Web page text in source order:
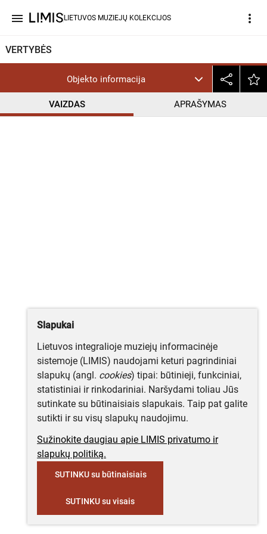
menu LIETUVOS MUZIEJŲ KOLEKCIJOS more_vert
VERTYBĖS
Objekto informacija
VAIZDAS APRAŠYMAS
Slapukai
Lietuvos integralioje muziejų informacinėje
sistemoje (LIMIS) naudojami keturi pagrindiniai
slapukų (angl. cookies) tipai: būtinieji, funkciniai,
statistiniai ir rinkodariniai. Naršydami toliau Jūs
sutinkate su būtinaisiais slapukais. Taip pat galite
sutikti ir su visų slapukų naudojimu.
Sužinokite daugiau apie LIMIS privatumo ir
slapukų politiką.
SUTINKU su būtinaisiais
SUTINKU su visais